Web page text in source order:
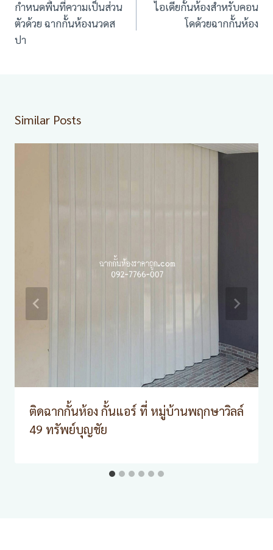
นำทาง
เรื่อง
กำหนดพื้นที่ความเป็นส่วน
ตัวด้วย ฉากกั้นห้องนวดส
ปา
ไอเดียกั้นห้องสำหรับคอน
โดด้วยฉากกั้นห้อง
Similar Posts
ติดฉากกั้นห้อง กั้นแอร์ ที่ หมู่บ้านพฤกษาวิลล์
49 ทรัพย์บุญชัย